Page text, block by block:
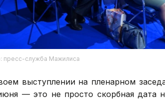
пресс-служба Мажилиса
выступлении на пленарном
— это не просто скорбная дата